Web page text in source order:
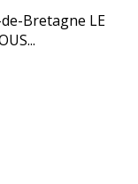
Bretagne LE